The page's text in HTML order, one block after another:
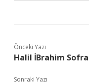
Önceki Yazı
Halil İBrahim
Sonraki Yazı